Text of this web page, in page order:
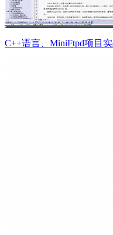
C++语言、MiniFtpd项目